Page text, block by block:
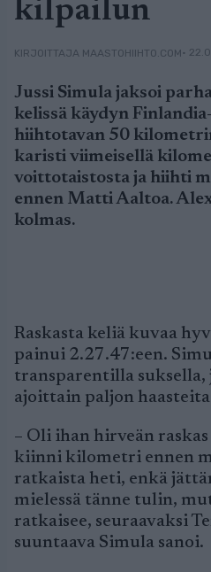
kilpailun
KIRJOITTAJA MAASTOHIIHTO.COM•
Jussi Simula jaksoi
kelissä käydyn
hiihtotavan 50
karisti viimeisellä
voittotaistosta ja hiihti
ennen Matti Aaltoa.
kolmas.
Raskasta keliä kuvaa
painui 2.27.47:een.
transparentilla suksella,
ajoittain paljon
– Oli ihan hirveän
kiinni kilometri ennen
ratkaista heti, enkä
mielessä tänne tulin,
ratkaisee, seuraavaksi
suuntaava Simula sanoi.